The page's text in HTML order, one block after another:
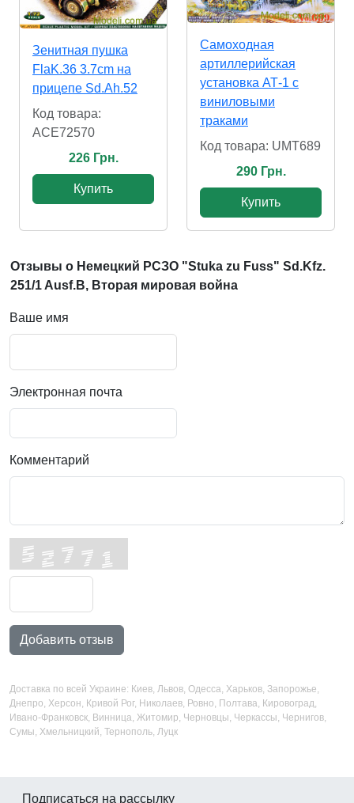
Зенитная пушка
FlaK.36 3.7cm на
прицепе Sd.Ah.52
Код товара:
ACE72570
226 Грн.
Купить
Самоходная
артиллерийская
установка АТ-1 с
виниловыми
траками
Код товара: UMT689
290 Грн.
Купить
Отзывы о Немецкий РСЗО "Stuka zu Fuss" Sd.Kfz.
251/1 Ausf.B, Вторая мировая война
Ваше имя
Электронная почта
Комментарий
Добавить отзыв
Доставка по всей Украине: Киев, Львов, Одесса, Харьков, Запорожье,
Днепро, Херсон, Кривой Рог, Николаев, Ровно, Полтава, Кировоград,
Ивано-Франковск, Винница, Житомир, Черновцы, Черкассы, Чернигов,
Сумы, Хмельницкий, Тернополь, Луцк
Подписаться на рассылку